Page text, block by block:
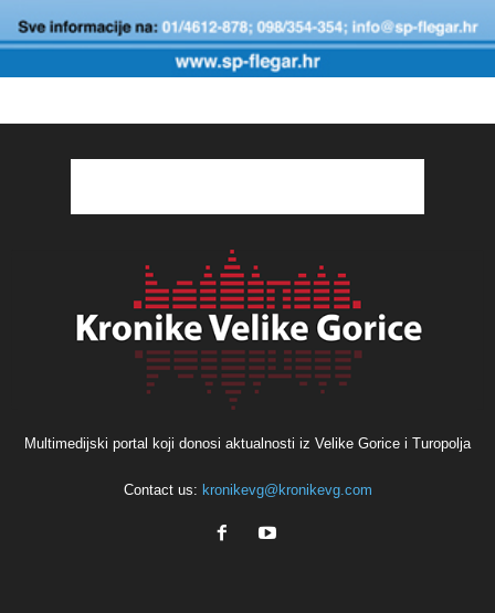
Multimedijski portal koji donosi aktualnosti iz Velike Gorice i Turopolja
Contact us: kronikevg@kronikevg.com